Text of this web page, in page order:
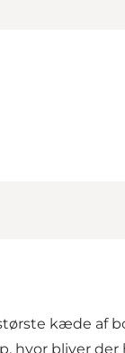
kæde af
hvor bliver